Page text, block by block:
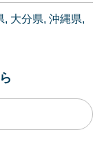
大分県 沖縄県